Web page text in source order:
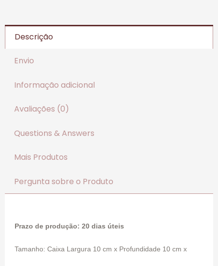
Descrição
Envio
Informação adicional
Avaliações (0)
Questions & Answers
Mais Produtos
Pergunta sobre o Produto
Prazo de produção: 20 dias úteis
Tamanho: Caixa Largura 10 cm x Profundidade 10 cm x